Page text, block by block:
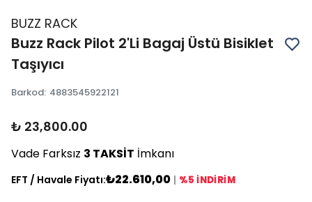
BUZZ RACK
Buzz Rack Pilot 2'Li Bagaj Üstü Bisiklet
Taşıyıcı
Barkod: 4883545922121
₺ 23,800.00
Vade Farksız 3 TAKSİT İmkanı
EFT / Havale Fiyatı:₺22.610,00 | %5 İNDİRİM